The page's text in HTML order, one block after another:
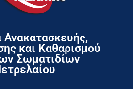
και Καθαρισμού
Σωματιδίων